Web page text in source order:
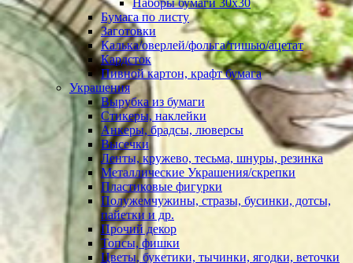
Наборы бумаги 30х30
Бумага по листу
Заготовки
Калька/оверлей/фольга/тишью/ацетат
Кардсток
Пивной картон, крафт бумага
Украшения
Вырубка из бумаги
Стикеры, наклейки
Анкеры, брадсы, люверсы
Высечки
Ленты, кружево, тесьма, шнуры, резинка
Металлические Украшения/скрепки
Пластиковые фигурки
Полужемчужины, стразы, бусинки, дотсы,
пайетки и др.
Прочий декор
Топсы, фишки
Цветы, букетики, тычинки, ягодки, веточки